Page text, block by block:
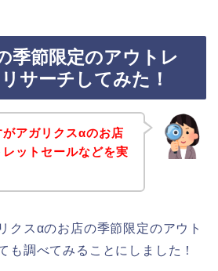
季節限定のアウトレ
サーチしてみた！
アガリクスαのお店
ットセールなどを実
クスαのお店の季節限定のアウト
も調べてみることにしました！